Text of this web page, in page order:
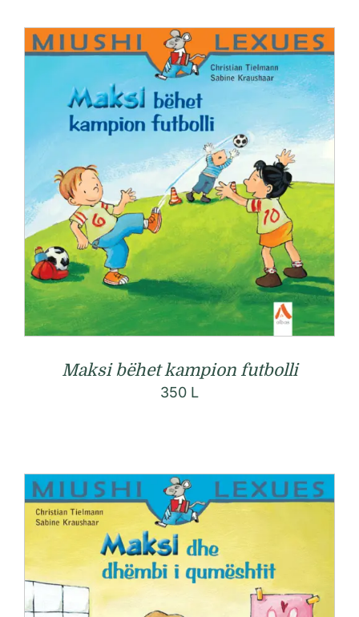
Anglisht
Ditarë
Evente
Blog
Maksi bëhet kampion futbolli
350 L